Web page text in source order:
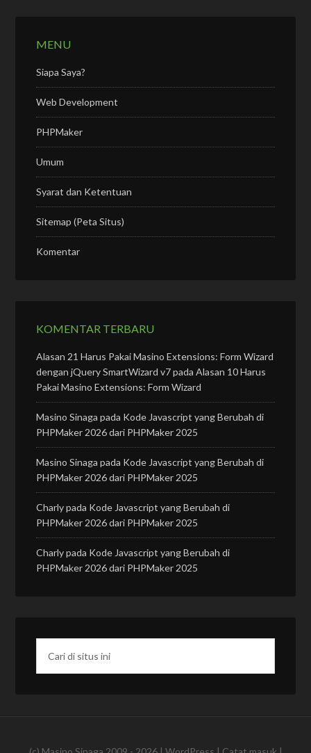
MENU
Siapa Saya?
Web Development
PHPMaker
Umum
Syarat dan Ketentuan
Sitemap (Peta Situs)
Komentar
KOMENTAR TERBARU
Alasan 21 Harus Pakai Masino Extensions: Form Wizard
dengan jQuery SmartWizard v7padaAlasan 10 Harus
Pakai Masino Extensions: Form Wizard
Masino Sinaga pada Kode Javascript yang Berubah di
PHPMaker 2026 dari PHPMaker 2025
Masino Sinaga pada Kode Javascript yang Berubah di
PHPMaker 2026 dari PHPMaker 2025
Charlypada Kode Javascript yang Berubah di
PHPMaker 2026 dari PHPMaker 2025
Charlypada Kode Javascript yang Berubah di
PHPMaker 2026 dari PHPMaker 2025